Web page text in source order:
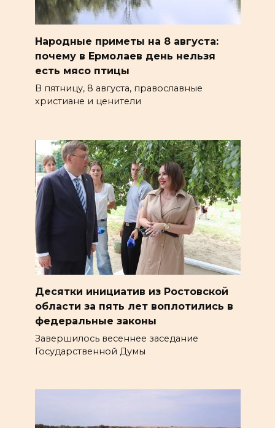
Народные приметы на 8 августа:
почему в Ермолаев день нельзя
есть мясо птицы
В пятницу, 8 августа, православные
христиане и ценители
Десятки инициатив из Ростовской
области за пять лет воплотились в
федеральные законы
Завершилось весеннее заседание
Государственной Думы